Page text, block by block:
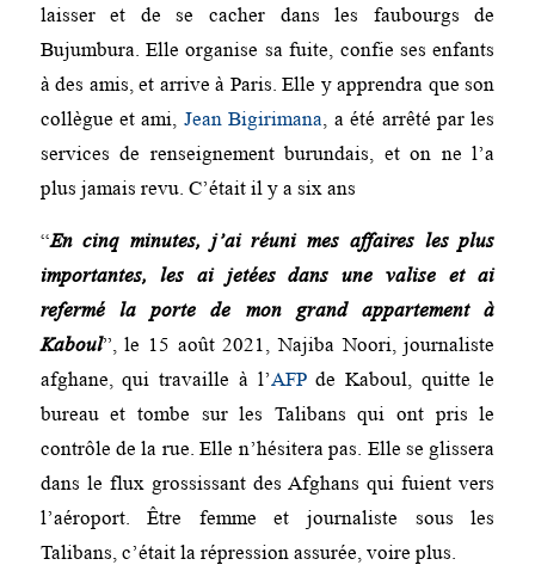
laisser et de se cacher dans les faubourgs de
Bujumbura. Elle organise sa fuite, confie ses enfants
à des amis, et arrive à Paris. Elle y apprendra que son
collègue et ami, Jean Bigirimana, a été arrêté par les
services de renseignement burundais, et on ne l’a
plus jamais revu. C’était il y a six ans
“En cinq minutes, j’ai réuni mes affaires les plus
importantes, les ai jetées dans une valise et ai
refermé la porte de mon grand appartement à
Kaboul”, le 15 août 2021, Najiba Noori, journaliste
afghane, qui travaille à l’AFPde Kaboul, quitte le
bureau et tombe sur les Talibans qui ont pris le
contrôle de la rue. Elle n’hésitera pas. Elle se glissera
dans le flux grossissant des Afghans qui fuient vers
l’aéroport. Être femme et journaliste sous les
Talibans, c’était la répression assurée, voire plus.